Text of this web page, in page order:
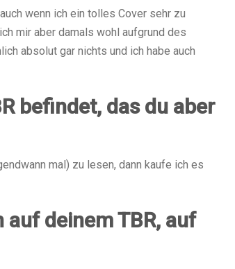
wenn ich ein tolles Cover sehr zu
mir aber damals wohl aufgrund des
absolut gar nichts und ich habe auch
befindet, das du aber
mal) zu lesen, dann kaufe ich es
deinem TBR, auf